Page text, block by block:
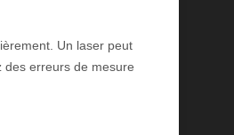
Un laser peut
des erreurs de mesure